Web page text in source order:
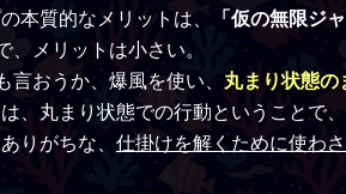
本質的なメリットは、 「仮の無限ジ
、メリットは小さい。
おうか、爆風を使い、 丸まり状態の
、丸まり状態での行動ということで
りがちな、 仕掛けを解くために使わ